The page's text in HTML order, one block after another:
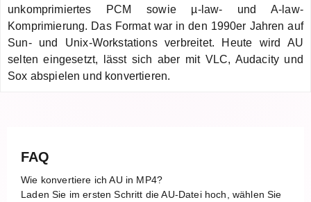
unkomprimiertes PCM sowie µ-law- und A-law-
Komprimierung. Das Format war in den 1990er Jahren auf
Sun- und Unix-Workstations verbreitet. Heute wird AU
selten eingesetzt, lässt sich aber mit VLC, Audacity und
Sox abspielen und konvertieren.
FAQ
Wie konvertiere ich AU in MP4?
Laden Sie im ersten Schritt die AU-Datei hoch, wählen Sie